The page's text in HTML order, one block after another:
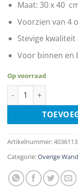
Maat: 30 x 40
Voorzien van 4
Stevige
Voor binnen en
Op voorraad
Mercedes Benz
Artikelnummer:
Categorie:Overige